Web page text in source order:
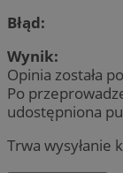
Błąd:
Wynik:
Opinia została
Po
udostępniona
Trwa wysyłanie